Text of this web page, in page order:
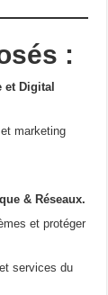
:
Digital
marketing
& Réseaux.
et protéger
services du